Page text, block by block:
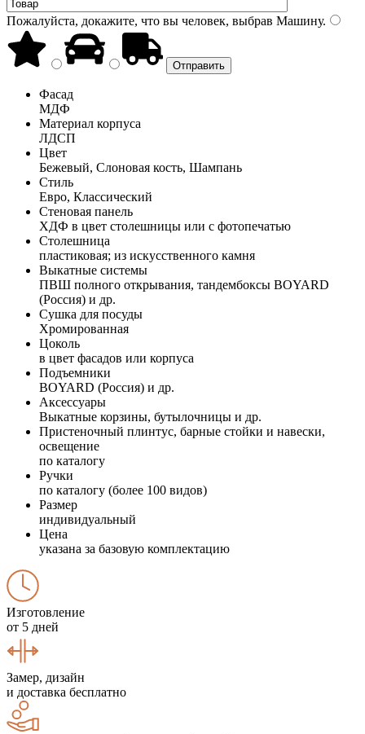
Пожалуйста, докажите, что вы человек, выбрав Машину.
Фасад
МДФ
Материал корпуса
ЛДСП
Цвет
Бежевый, Слоновая кость, Шампань
Стиль
Евро, Классический
Стеновая панель
ХДФ в цвет столешницы или с фотопечатью
Столешница
пластиковая; из искусственного камня
Выкатные системы
ПВШ полного открывания, тандембоксы BOYARD
(Россия) и др.
Сушка для посуды
Хромированная
Цоколь
в цвет фасадов или корпуса
Подъемники
BOYARD (Россия) и др.
Аксессуары
Выкатные корзины, бутылочницы и др.
Пристеночный плинтус, барные стойки и навески,
освещение
по каталогу
Ручки
по каталогу (более 100 видов)
Размер
индивидуальный
Цена
указана за базовую комплектацию
Изготовление
от 5 дней
Замер, дизайн
и доставка бесплатно